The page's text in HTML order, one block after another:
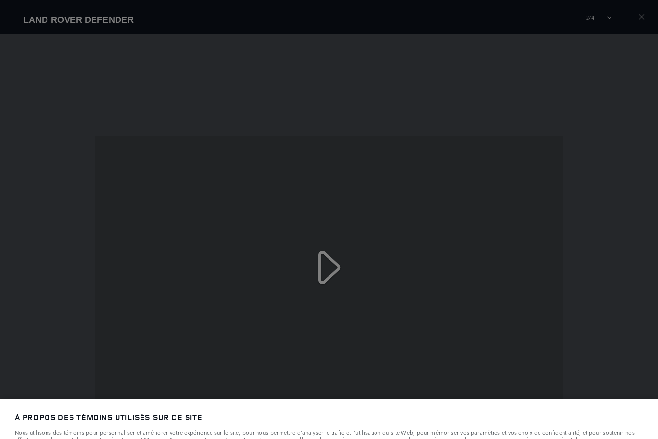
LAND ROVER DEFENDER 2/4
À PROPOS DES TÉMOINS UTILISÉS SUR CE SITE
Nous utilisons des témoins pour personnaliser et améliorer votre expérience sur le site, pour nous permettre d'analyser le trafic et l'utilisation du site Web, pour mémoriser vos paramètres et vos choix de confidentialité, et pour soutenir nos